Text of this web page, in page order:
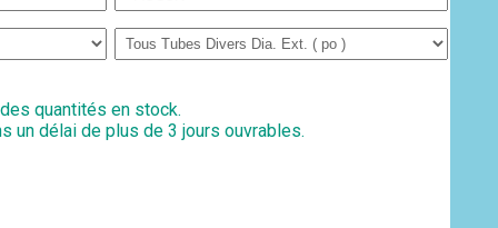
quantités en stock.
un délai de plus de 3 jours ouvrables.